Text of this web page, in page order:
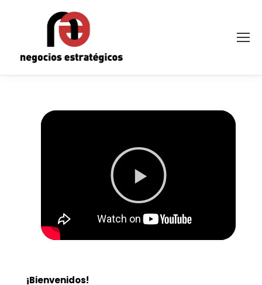
¡Bienvenidos!